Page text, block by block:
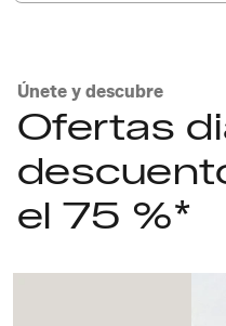
Únete y descubre
Ofertas
el 75 %*